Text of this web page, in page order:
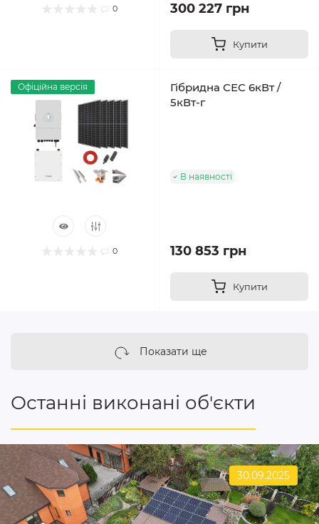
0 300 227 грн
Купити
Офіційна версія
0
Гібридна СЕС 6кВт /
5кВт-г
В наявності
130 853 грн
Купити
Показати ще
Останні виконані об'єкти
30.09.2025